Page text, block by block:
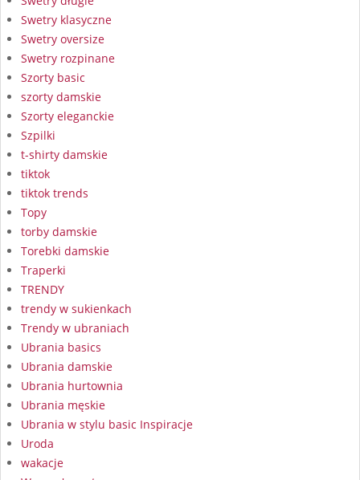
Swetry klasyczne
Swetry oversize
Swetry rozpinane
Szorty basic
szorty damskie
Szorty eleganckie
Szpilki
t-shirty damskie
tiktok
tiktok trends
Topy
torby damskie
Torebki damskie
Traperki
TRENDY
trendy w sukienkach
Trendy w ubraniach
Ubrania basics
Ubrania damskie
Ubrania hurtownia
Ubrania męskie
Ubrania w stylu basic Inspiracje
Uroda
wakacje